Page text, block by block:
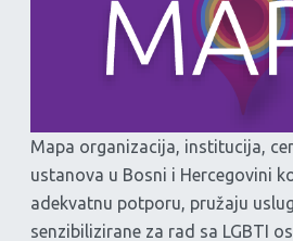
Mapa organizacija, institucija,
ustanova u Bosni i Hercegovini
adekvatnu potporu, pružaju
senzibilizirane za rad sa LGBTI